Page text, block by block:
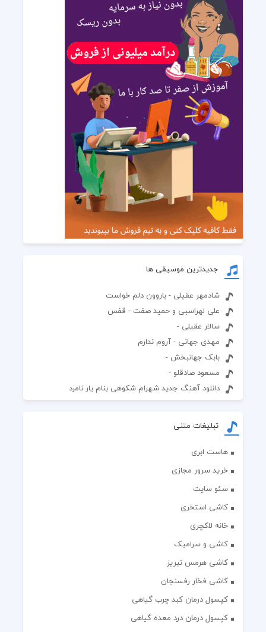
جدیدترین موسیقی ها
شادمهر عقیلی - باروون دلم خواست
علی لهراسبی و حمید صفت - قفس
سالار عقیلی -
مهدی جهانی - آروم ندارم
بابک جهانبخش -
مسعود صادقلو -
دانلود آهنگ جدید شهرام شکوهی بنام یار نامرد
تبلیغات متنی
هاست ابری
خرید سرور مجازی
سئو سایت
کاشی استخری
خانه لاکچری
کاشی و سرامیک
کاشی هرمس تبریز
کاشی فخار رفسنجان
کپسول درمان کبد چرب گیاهی
کپسول درمان درد معده گیاهی